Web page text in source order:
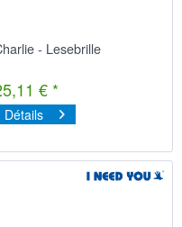
- Lesebrille
€ *
Détails